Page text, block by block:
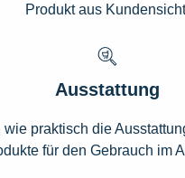
Produkt aus
Ausstattung
wie praktisch die
für den Gebrauch im